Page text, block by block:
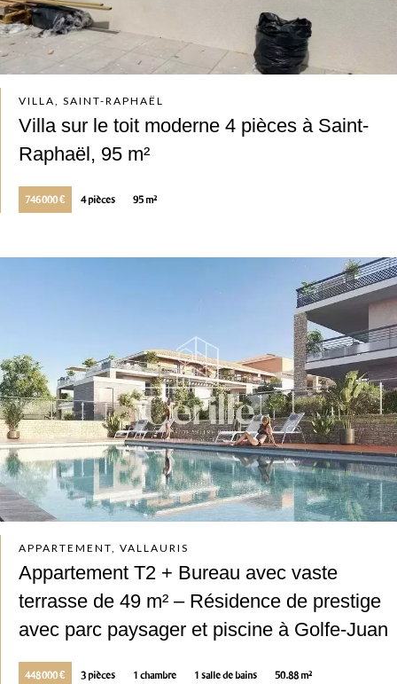
VILLA, SAINT-RAPHAËL
Villa sur le toit moderne 4 pièces à Saint-
Raphaël, 95 m²
746 000 € 4 pièces 95 m²
APPARTEMENT, VALLAURIS
Appartement T2 + Bureau avec vaste
terrasse de 49 m² – Résidence de prestige
avec parc paysager et piscine à Golfe-Juan
448 000 € 3 pièces 1 chambre 1 salle de bains 50.88 m²